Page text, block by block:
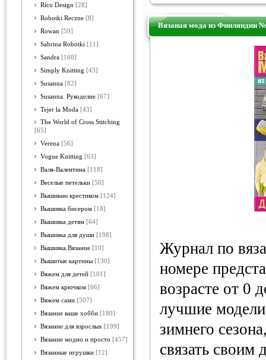
Rico Design [28]
Robotki Reczne [8]
Rowan [59]
Sabrina Robotki [11]
Sandra [160]
Simply Knitting [43]
Susanna [82]
Susanna. Рукоделие [67]
Tejer la Moda [43]
The World of Cross Stitching
[65]
Verena [56]
Vogue Knitting [63]
Валя-Валентина [118]
Веселые петельки [50]
Вышиваю крестиком [124]
Вышивка бисером [18]
Вышивка детям [64]
Вышивка для души [198]
Вышивка.Вязание [10]
Вышитые картины [130]
Вяжем для детей [101]
Вяжем крючком [66]
Вяжем сами [507]
Вязание ваше хобби [180]
Вязание для взрослых [199]
Вязание модно и просто [457]
Вязанные игрушки [12]
Вязаная мода из Финляндии
Журнал по
номере
возрасте от 0
лучшие
зимнего
связать своим